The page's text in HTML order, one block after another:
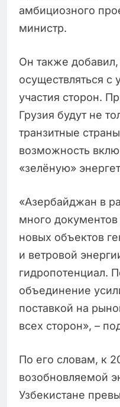
амбициозного
министр.
Он также добавил,
осуществляться с
участия сторон.
Грузия будут не
транзитные
возможность
«зелёную»
«Азербайджан в
много документов
новых объектов
и ветровой
гидропотенциал.
объединение
поставкой на
всех сторон», –
По его словам, к
возобновляемой
Узбекистане